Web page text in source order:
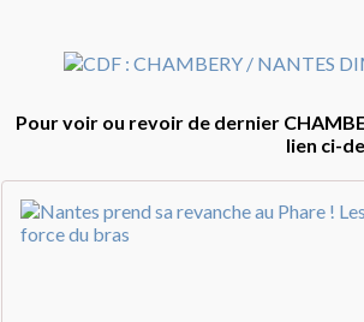
Pour voir ou revoir de dernier
lien ci-